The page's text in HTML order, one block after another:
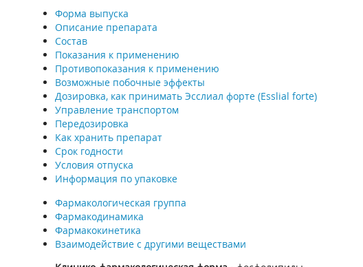
Форма выпуска
Описание препарата
Состав
Показания к применению
Противопоказания к применению
Возможные побочные эффекты
Дозировка, как принимать Эсслиал форте (Esslial forte)
Управление транспортом
Передозировка
Как хранить препарат
Срок годности
Условия отпуска
Информация по упаковке
Фармакологическая группа
Фармакодинамика
Фармакокинетика
Взаимодействие с другими веществами